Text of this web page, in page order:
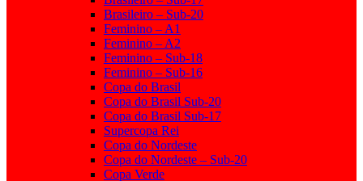
Brasileiro – Sub-20
Feminino – A1
Feminino – A2
Feminino – Sub-18
Feminino – Sub-16
Copa do Brasil
Copa do Brasil Sub-20
Copa do Brasil Sub-17
Supercopa Rei
Copa do Nordeste
Copa do Nordeste – Sub-20
Copa Verde